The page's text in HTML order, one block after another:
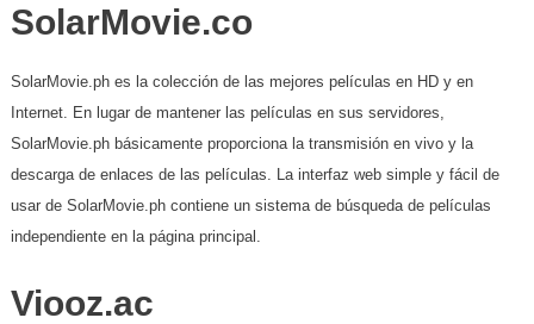
SolarMovie.co
SolarMovie.ph es la colección de las mejores películas en HD y en
Internet. En lugar de mantener las películas en sus servidores,
SolarMovie.ph básicamente proporciona la transmisión en vivo y la
descarga de enlaces de las películas. La interfaz web simple y fácil de
usar de SolarMovie.ph contiene un sistema de búsqueda de películas
independiente en la página principal.
Viooz.ac